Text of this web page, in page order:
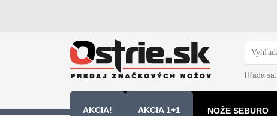
Hľada sa:
AKCIA! AKCIA 1+1 NOŽE SEBURO